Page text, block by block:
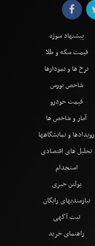
پیشنهاد سوژه
قیمت سکه و طلا
نرخ ها و نمودارها
شاخص بورس
قیمت خودرو
آمار و شاخص ها
رویدادها و نمایشگاهها
تحلیل های اقتصادی
استخدام
بولتن خبری
نیازمندیهای رایگان
ثبت آگهی
راهنمای خرید